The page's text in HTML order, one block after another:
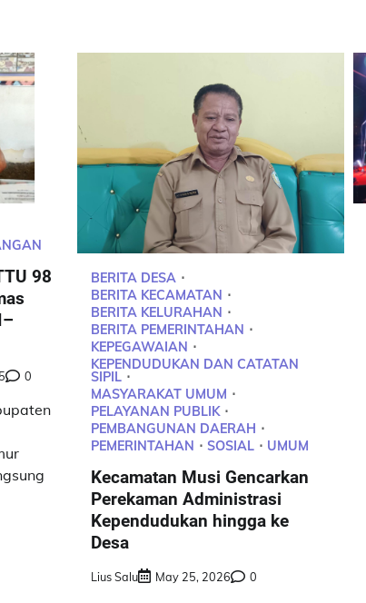
98
0
BERITA DESA
BERITA KECAMATAN
BERITA KELURAHAN
BERITA PEMERINTAHAN
KEPEGAWAIAN
KEPENDUDUKAN DAN CATATAN
SIPIL
MASYARAKAT UMUM
PELAYANAN PUBLIK
PEMBANGUNAN DAERAH
PEMERINTAHAN
SOSIAL UMUM
Kecamatan Musi Gencarkan
Perekaman Administrasi
Kependudukan hingga ke
Desa
Lius Salu May 25, 2026 0